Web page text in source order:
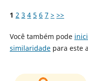
1 2 3 4 5 6 7 > >>
Você também pode
similaridadepara este